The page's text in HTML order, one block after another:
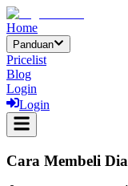
Home
Panduan
Pricelist
Blog
Login
Login
Cara Membeli